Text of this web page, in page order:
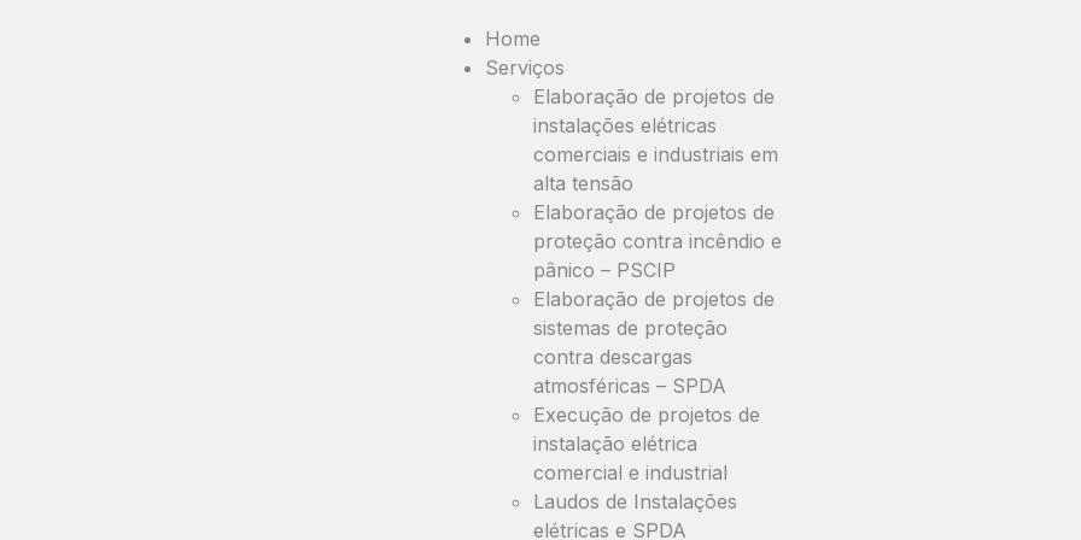
Home
Serviços
Elaboração de projetos de
instalações elétricas
comerciais e industriais em
alta tensão
Elaboração de projetos de
proteção contra incêndio e
pânico – PSCIP
Elaboração de projetos de
sistemas de proteção
contra descargas
atmosféricas – SPDA
Execução de projetos de
instalação elétrica
comercial e industrial
Laudos de Instalações
elétricas e SPDA